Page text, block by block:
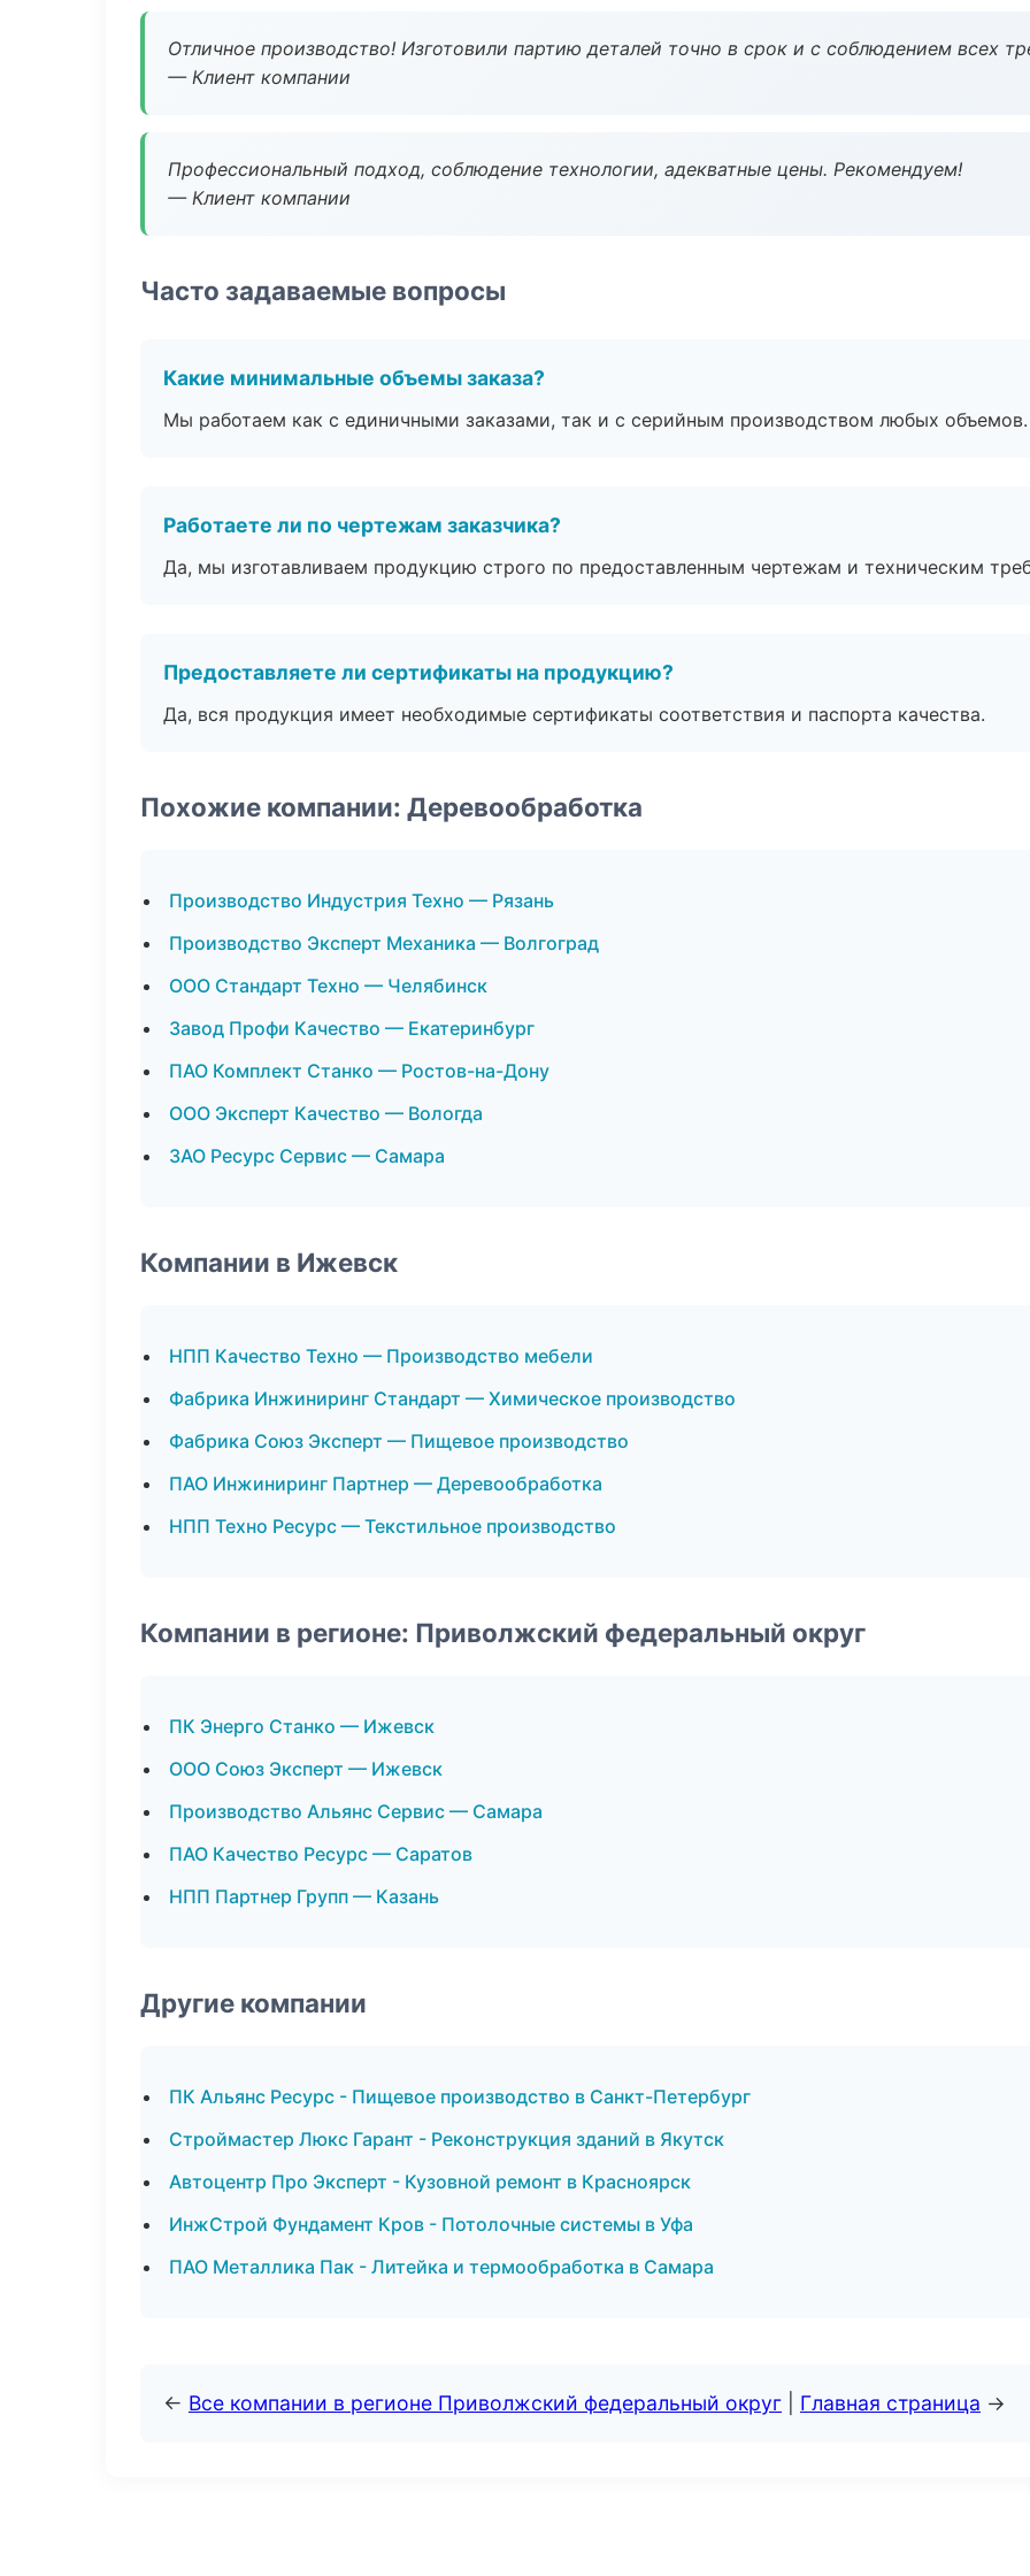
Отличное производство! Изготовили партию деталей точно в срок и с соблюдением всех
— Клиент компании
Профессиональный подход, соблюдение технологии, адекватные цены. Рекомендуем!
— Клиент компании
Часто задаваемые вопросы
Какие минимальные объемы заказа?
Мы работаем как с единичными заказами, так и с серийным производством любых объемов.
Работаете ли по чертежам заказчика?
Да, мы изготавливаем продукцию строго по предоставленным чертежам и техническим
Предоставляете ли сертификаты на продукцию?
Да, вся продукция имеет необходимые сертификаты соответствия и паспорта качества.
Похожие компании: Деревообработка
Производство Индустрия Техно — Рязань
Производство Эксперт Механика — Волгоград
ООО Стандарт Техно — Челябинск
Завод Профи Качество — Екатеринбург
ПАО Комплект Станко — Ростов-на-Дону
ООО Эксперт Качество — Вологда
ЗАО Ресурс Сервис — Самара
Компании в Ижевск
НПП Качество Техно — Производство мебели
Фабрика Инжиниринг Стандарт — Химическое производство
Фабрика Союз Эксперт — Пищевое производство
ПАО Инжиниринг Партнер — Деревообработка
НПП Техно Ресурс — Текстильное производство
Компании в регионе: Приволжский федеральный округ
ПК Энерго Станко — Ижевск
ООО Союз Эксперт — Ижевск
Производство Альянс Сервис — Самара
ПАО Качество Ресурс — Саратов
НПП Партнер Групп — Казань
Другие компании
ПК Альянс Ресурс - Пищевое производство в Санкт-Петербург
Строймастер Люкс Гарант - Реконструкция зданий в Якутск
Автоцентр Про Эксперт - Кузовной ремонт в Красноярск
ИнжСтрой Фундамент Кров - Потолочные системы в Уфа
ПАО Металлика Пак - Литейка и термообработка в Самара
← Все компании в регионе Приволжский федеральный округ Главная страница →